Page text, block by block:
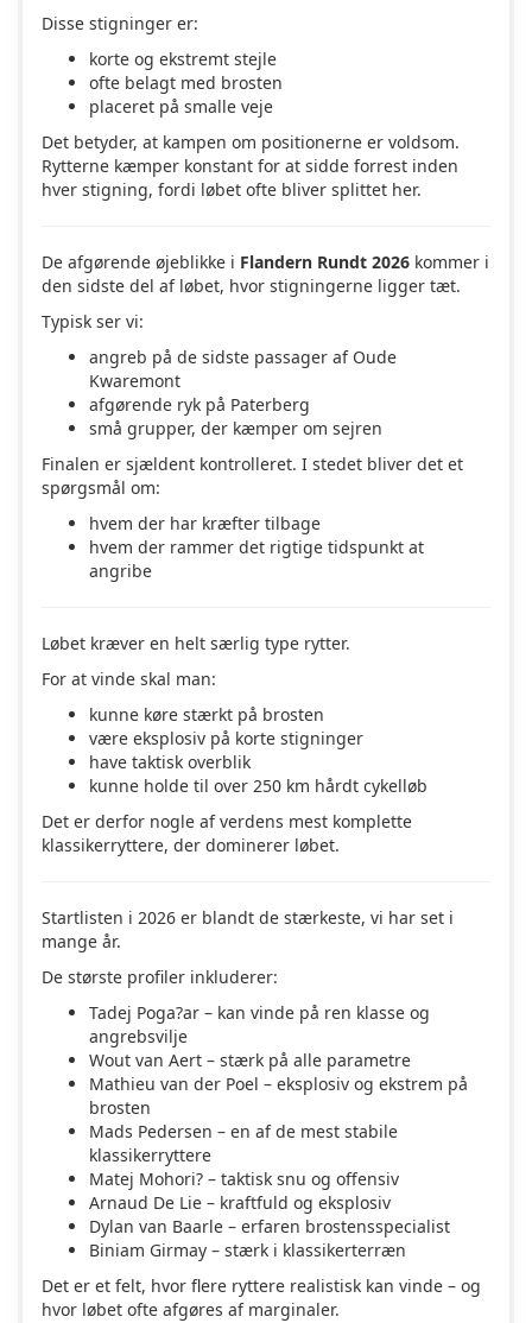
Disse stigninger er:
korte og ekstremt stejle
ofte belagt med brosten
placeret på smalle veje
Det betyder, at kampen om positionerne er voldsom.
Rytterne kæmper konstant for at sidde forrest inden
hver stigning, fordi løbet ofte bliver splittet her.
De afgørende øjeblikke i Flandern Rundt 2026 kommer i
den sidste del af løbet, hvor stigningerne ligger tæt.
Typisk ser vi:
angreb på de sidste passager af Oude
Kwaremont
afgørende ryk på Paterberg
små grupper, der kæmper om sejren
Finalen er sjældent kontrolleret. I stedet bliver det et
spørgsmål om:
hvem der har kræfter tilbage
hvem der rammer det rigtige tidspunkt at
angribe
Løbet kræver en helt særlig type rytter.
For at vinde skal man:
kunne køre stærkt på brosten
være eksplosiv på korte stigninger
have taktisk overblik
kunne holde til over 250 km hårdt cykelløb
Det er derfor nogle af verdens mest komplette
klassikerryttere, der dominerer løbet.
Startlisten i 2026 er blandt de stærkeste, vi har set i
mange år.
De største profiler inkluderer:
Tadej Poga?ar – kan vinde på ren klasse og
angrebsvilje
Wout van Aert – stærk på alle parametre
Mathieu van der Poel – eksplosiv og ekstrem på
brosten
Mads Pedersen – en af de mest stabile
klassikerryttere
Matej Mohori? – taktisk snu og offensiv
Arnaud De Lie – kraftfuld og eksplosiv
Dylan van Baarle – erfaren brostensspecialist
Biniam Girmay – stærk i klassikerterræn
Det er et felt, hvor flere ryttere realistisk kan vinde – og
hvor løbet ofte afgøres af marginaler.